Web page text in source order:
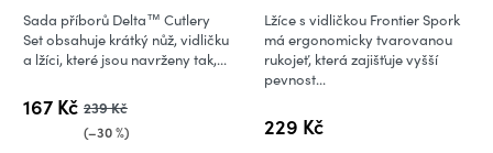
167 Kč 239 Kč
(–30 %)
Sada příborů Delta™ Cutlery
Set obsahuje krátký nůž, vidličku
a lžíci, které jsou navrženy tak,...
229 Kč
Lžíce s vidličkou Frontier Spork
má ergonomicky tvarovanou
rukojeť, která zajišťuje vyšší
pevnost...